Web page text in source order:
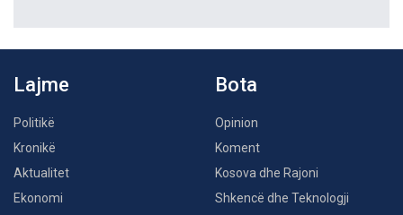
Lajme
Politikë
Kronikë
Aktualitet
Ekonomi
Bota
Opinion
Koment
Kosova dhe Rajoni
Shkencë dhe Teknologji